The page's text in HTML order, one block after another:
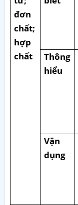
đơn
chất;
hợp
chất
Thông
hiểu
Vận
dụng